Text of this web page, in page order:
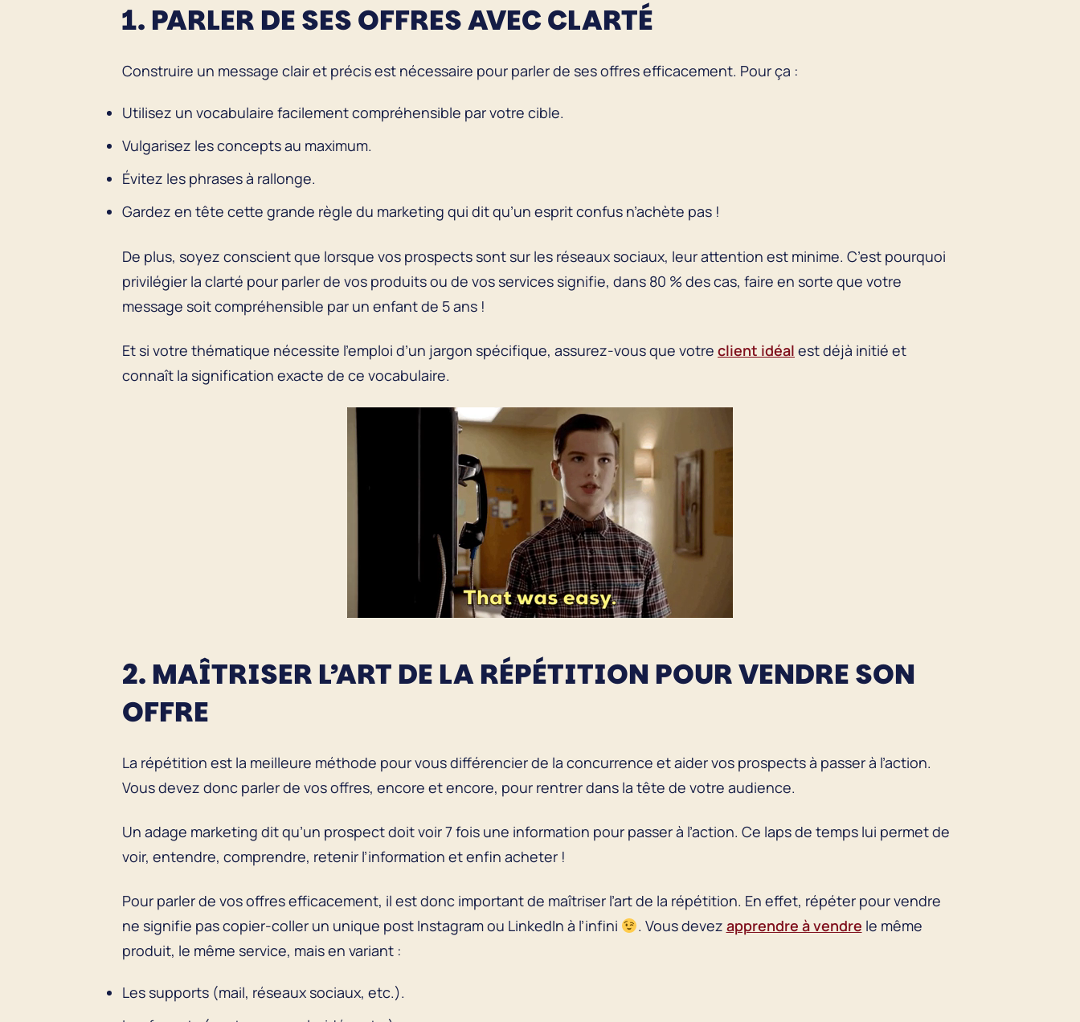
1. PARLER DE SES OFFRES AVEC CLARTÉ
Construire un message clair et précis est nécessaire pour parler de ses offres efficacement. Pour ça :
Utilisez un vocabulaire facilement compréhensible par votre cible.
Vulgarisez les concepts au maximum.
Évitez les phrases à rallonge.
Gardez en tête cette grande règle du marketing qui dit qu’un esprit confus n’achète pas !
De plus, soyez conscient que lorsque vos prospects sont sur les réseaux sociaux, leur attention est minime. C’est pourquoi
privilégier la clarté pour parler de vos produits ou de vos services signifie, dans 80 % des cas, faire en sorte que votre
message soit compréhensible par un enfant de 5 ans !
Et si votre thématique nécessite l’emploi d’un jargon spécifique, assurez-vous que votre client idéal est déjà initié et
connaît la signification exacte de ce vocabulaire.
2. MAÎTRISER L’ART DE LA RÉPÉTITION POUR VENDRE SON
OFFRE
La répétition est la meilleure méthode pour vous différencier de la concurrence et aider vos prospects à passer à l’action.
Vous devez donc parler de vos offres, encore et encore, pour rentrer dans la tête de votre audience.
Un adage marketing dit qu’un prospect doit voir 7 fois une information pour passer à l’action. Ce laps de temps lui permet de
voir, entendre, comprendre, retenir l’information et enfin acheter !
Pour parler de vos offres efficacement, il est donc important de maîtriser l’art de la répétition. En effet, répéter pour vendre
ne signifie pas copier-coller un unique post Instagram ou LinkedIn à l’infini
. Vous devez apprendre à vendre le même
produit, le même service, mais en variant :
Les supports (mail, réseaux sociaux, etc.).